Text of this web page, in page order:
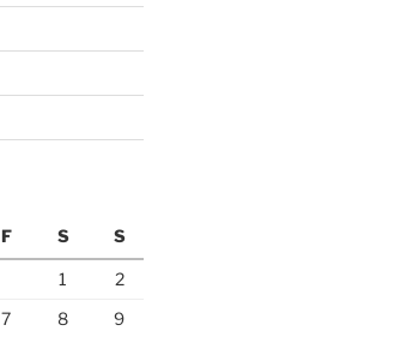
F S S
1
2
7 8
9